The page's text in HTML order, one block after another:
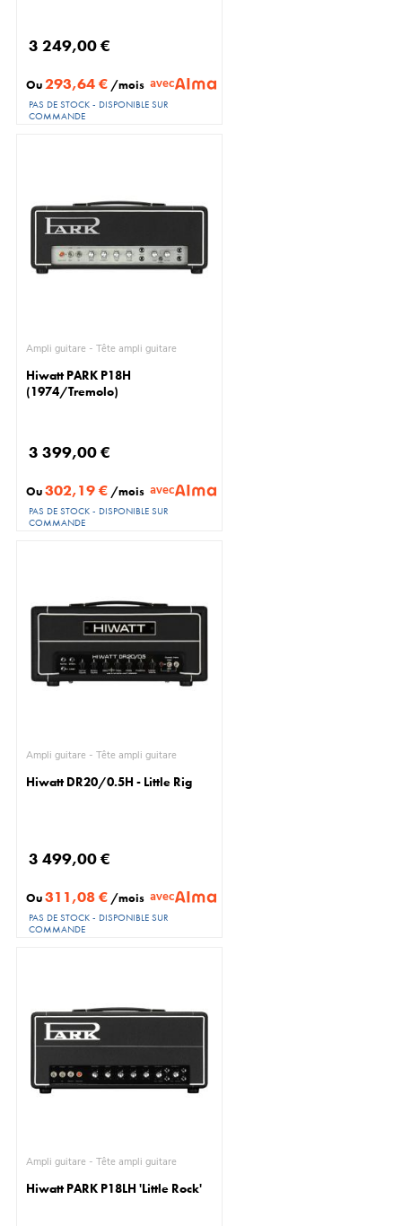
3 249,00 €
Ou293,64 € /mois avec
PAS DE STOCK - DISPONIBLE SUR
COMMANDE
Ampli guitare - Tête ampli guitare
Hiwatt PARK P18H
(1974/Tremolo)
3 399,00 €
Ou302,19 € /mois avec
PAS DE STOCK - DISPONIBLE SUR
COMMANDE
Ampli guitare - Tête ampli guitare
Hiwatt DR20/0.5H - Little Rig
3 499,00 €
Ou311,08 € /mois avec
PAS DE STOCK - DISPONIBLE SUR
COMMANDE
Ampli guitare - Tête ampli guitare
Hiwatt PARK P18LH 'Little Rock'